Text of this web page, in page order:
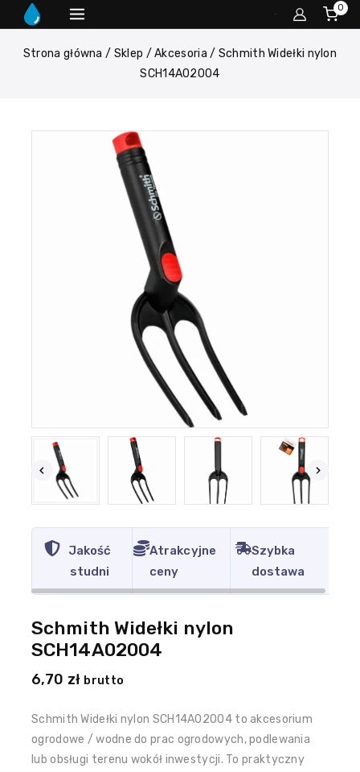
0
Strona główna / Sklep / Akcesoria / Schmith Widełki nylon
SCH14A02004
Jakość
studni
Atrakcyjne
ceny
Szybka
dostawa
Schmith Widełki nylon
SCH14A02004
6,70 zł brutto
Schmith Widełki nylon SCH14A02004 to akcesorium
ogrodowe / wodne do prac ogrodowych, podlewania
lub obsługi terenu wokół inwestycji. To praktyczny